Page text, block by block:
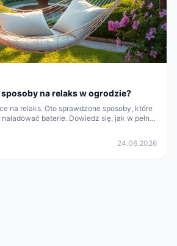
na relaks w ogrodzie?
na relaks. Oto sprawdzone sposoby, które
baterie. Dowiedz się, jak w pełni
24.06.2026